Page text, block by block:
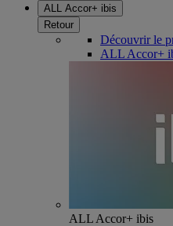
ALL Accor+ ibis
Retour
Découvrir le
ALL Accor+
ALL Accor+ ibis